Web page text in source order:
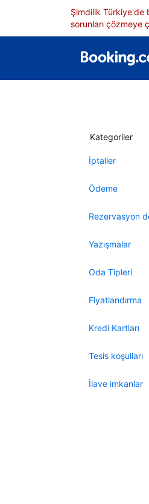
Şimdilik Türkiye'de
sorunları çözmeye
Kategoriler
İptaller
Ödeme
Rezervasyon
Yazışmalar
Oda Tipleri
Fiyatlandırma
Kredi Kartları
Tesis koşulları
İlave imkanlar